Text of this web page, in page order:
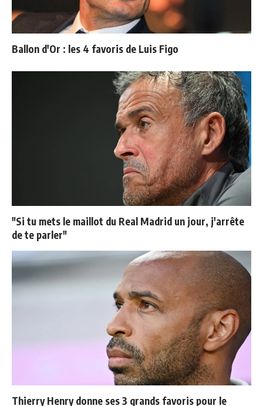
Ballon d'Or : les 4 favoris de Luis Figo
"Si tu mets le maillot du Real Madrid un jour, j'arrête
de te parler"
Thierry Henry donne ses 3 grands favoris pour le